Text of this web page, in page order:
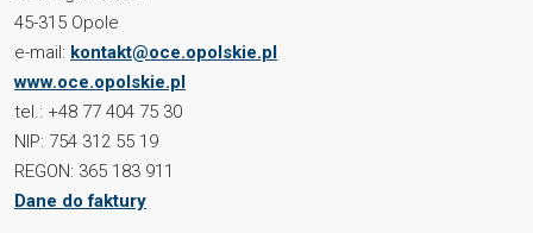
45-315 Opole
e-mail: kontakt@oce.opolskie.pl
www.oce.opolskie.pl
tel.: +48 77 404 75 30
NIP: 754 312 55 19
REGON: 365 183 911
Dane do faktury